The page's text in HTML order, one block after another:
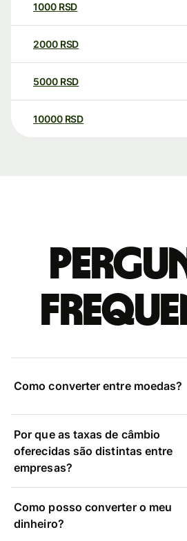
1000 RSD
2000 RSD
5000 RSD
10000 RSD
Como converter entre moedas?
Por que as taxas de câmbio
oferecidas são distintas entre
empresas?
Como posso converter o meu
dinheiro?